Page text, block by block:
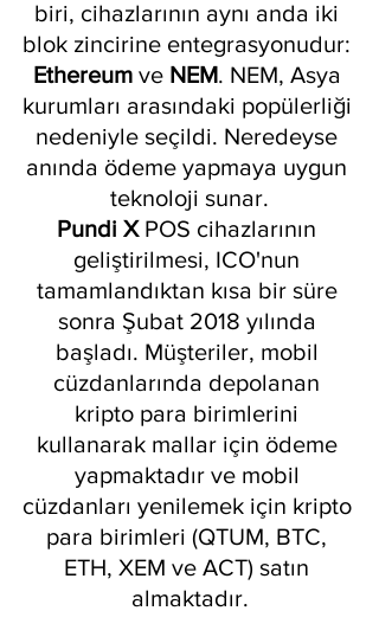
biri, cihazlarının aynı anda iki
blok zincirine entegrasyonudur:
Ethereum ve NEM. NEM, Asya
kurumları arasındaki popülerliği
nedeniyle seçildi. Neredeyse
anında ödeme yapmaya uygun
teknoloji sunar.
Pundi X POS cihazlarının
geliştirilmesi, ICO'nun
tamamlandıktan kısa bir süre
sonra Şubat 2018 yılında
başladı. Müşteriler, mobil
cüzdanlarında depolanan
kripto para birimlerini
kullanarak mallar için ödeme
yapmaktadır ve mobil
cüzdanları yenilemek için kripto
para birimleri (QTUM, BTC,
ETH, XEM ve ACT) satın
almaktadır.